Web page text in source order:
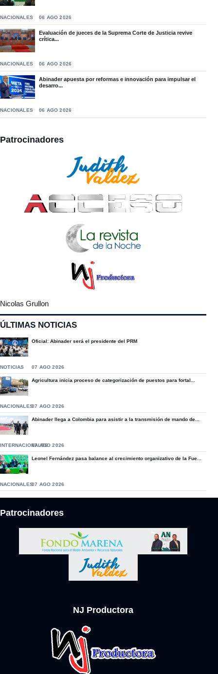
NACIONALES 06 AGO 2026
Evaluación de jueces de la Suprema Corte de Justicia revive
crítica...
NACIONALES 06 AGO 2026
Abinader apuesta por reformas e innovación para impulsar el
desarro...
NACIONALES 06 AGO 2026
Patrocinadores
Nicolas Grullon
ÚLTIMAS NOTICIAS
Oficial: Abinader será el presidente del PRM
NOTICIAS 07 AGO 2026
Agricultura inicia proceso de categorización de puestos para fortal...
NACIONALES07 AGO 2026
Abinader llega a Colombia para asistir a la transmisión de mando de...
INTERNACIONALES07 AGO 2026
Leonel Fernández pasa balance al crecimiento organizativo de la Fue...
NACIONALES07 AGO 2026
Patrocinadores
NJ Productora